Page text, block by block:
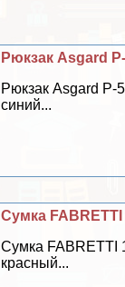
Рюкзак Asgard
Рюкзак Asgard Р-
синий...
Сумка
Сумка FABRETTI
красный...